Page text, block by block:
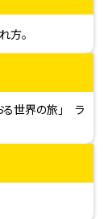
方。
る世界の旅」 ラ